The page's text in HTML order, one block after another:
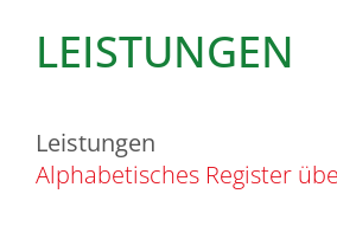
LEISTUNGEN
Leistungen
Alphabetisches Register